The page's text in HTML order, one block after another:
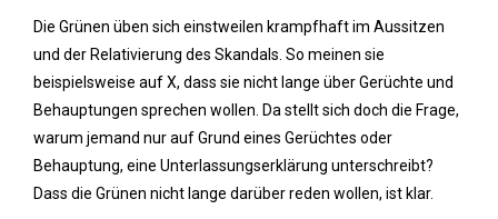
Die Grünen üben sich einstweilen krampfhaft im Aussitzen
und der Relativierung des Skandals. So meinen sie
beispielsweise auf X, dass sie nicht lange über Gerüchte und
Behauptungen sprechen wollen. Da stellt sich doch die Frage,
warum jemand nur auf Grund eines Gerüchtes oder
Behauptung, eine Unterlassungserklärung unterschreibt?
Dass die Grünen nicht lange darüber reden wollen, ist klar.